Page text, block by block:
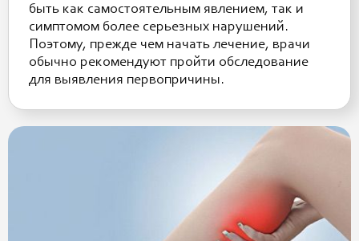
быть как самостоятельным явлением, так и
симптомом более серьезных нарушений.
Поэтому, прежде чем начать лечение, врачи
обычно рекомендуют пройти обследование
для выявления первопричины.